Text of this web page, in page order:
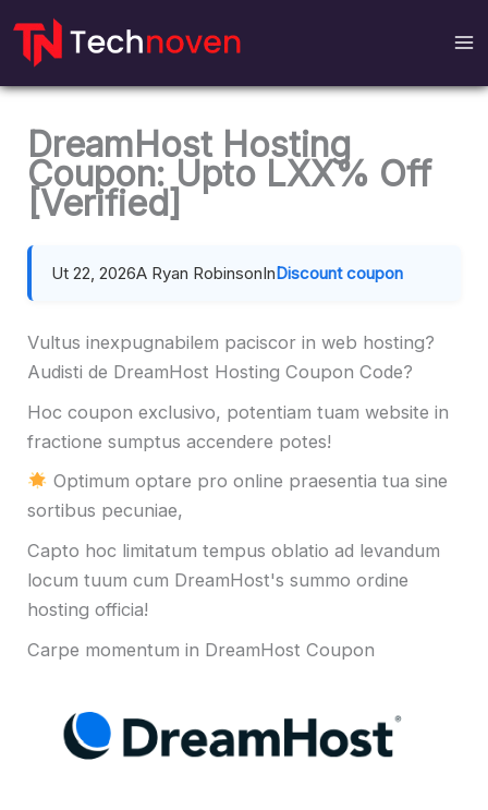
content
DreamHost Hosting
Coupon: Upto LXX% Off
[Verified]
Ut 22, 2026A Ryan RobinsonIn Discount coupon
Vultus inexpugnabilem paciscor in web hosting?
Audisti de DreamHost Hosting Coupon Code?
Hoc coupon exclusivo, potentiam tuam website in
fractione sumptus accendere potes!
Optimum optare pro online praesentia tua sine
sortibus pecuniae,
Capto hoc limitatum tempus oblatio ad levandum
locum tuum cum DreamHost's summo ordine
hosting officia!
Carpe momentum in DreamHost Coupon